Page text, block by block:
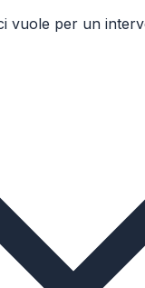
vuole per un